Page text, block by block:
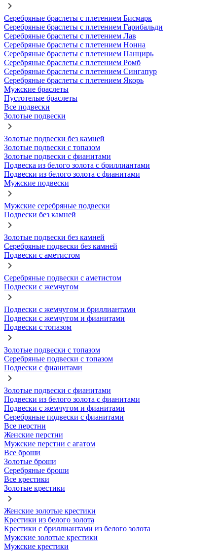
Серебряные браслеты с плетением Бисмарк
Серебряные браслеты с плетением Гарибальди
Серебряные браслеты с плетением Лав
Серебряные браслеты с плетением Нонна
Серебряные браслеты с плетением Панцирь
Серебряные браслеты с плетением Ромб
Серебряные браслеты с плетением Сингапур
Серебряные браслеты с плетением Якорь
Мужские браслеты
Пустотелые браслеты
Все подвески
Золотые подвески
Золотые подвески без камней
Золотые подвески с топазом
Золотые подвески с фианитами
Подвеска из белого золота с бриллиантами
Подвески из белого золота с фианитами
Мужские подвески
Мужские серебряные подвески
Подвески без камней
Золотые подвески без камней
Серебряные подвески без камней
Подвески с аметистом
Серебряные подвески с аметистом
Подвески с жемчугом
Подвески с жемчугом и бриллиантами
Подвески с жемчугом и фианитами
Подвески с топазом
Золотые подвески с топазом
Серебряные подвески с топазом
Подвески с фианитами
Золотые подвески с фианитами
Подвески из белого золота с фианитами
Подвески с жемчугом и фианитами
Серебряные подвески с фианитами
Все перстни
Женские перстни
Мужские перстни с агатом
Все броши
Золотые броши
Серебряные броши
Все крестики
Золотые крестики
Женские золотые крестики
Крестики из белого золота
Крестики с бриллиантами из белого золота
Мужские золотые крестики
Мужские крестики